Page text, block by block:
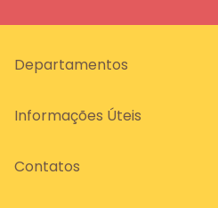
Departamentos
Informações Úteis
Contatos